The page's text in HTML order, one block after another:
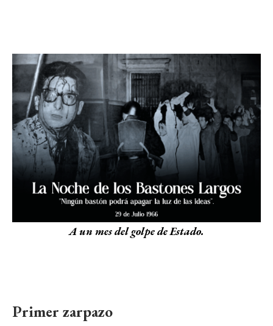
A un mes del golpe de Estado.
Primer zarpazo